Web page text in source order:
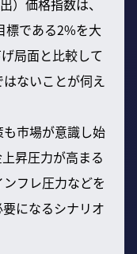
標である2%を大
局面と比較して
ないことが伺え
市場が意識し始
昇圧力が高まる
フレ圧力などを
になるシナリオ